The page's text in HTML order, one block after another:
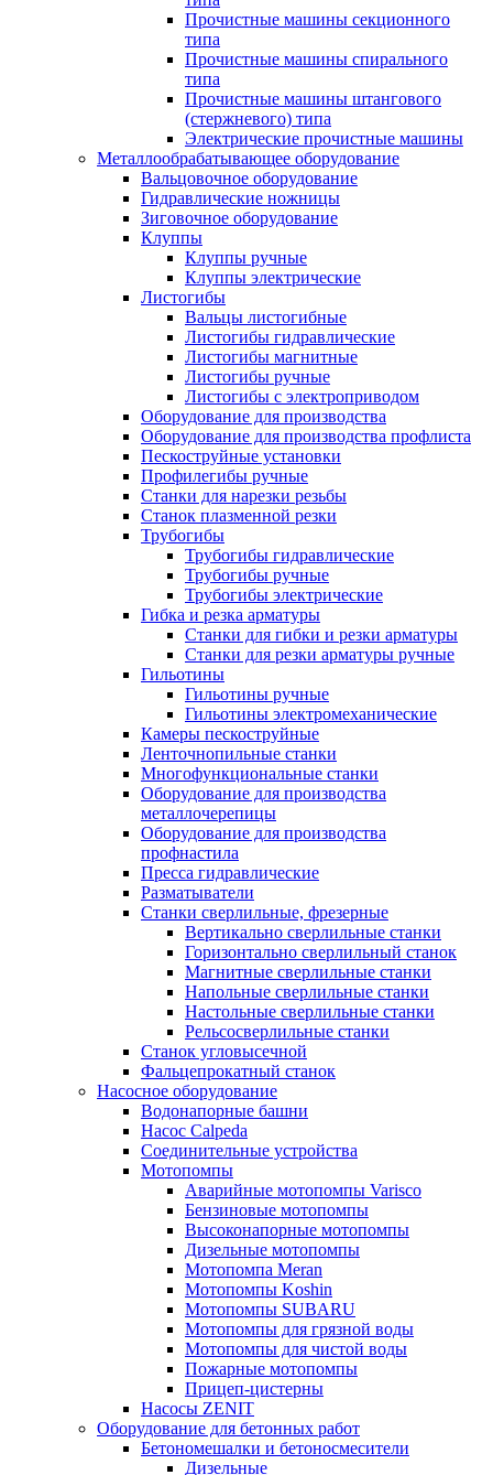
Прочистные машины секционного
типа
Прочистные машины спирального
типа
Прочистные машины штангового
(стержневого) типа
Электрические прочистные машины
Металлообрабатывающее оборудование
Вальцовочное оборудование
Гидравлические ножницы
Зиговочное оборудование
Клуппы
Клуппы ручные
Клуппы электрические
Листогибы
Вальцы листогибные
Листогибы гидравлические
Листогибы магнитные
Листогибы ручные
Листогибы с электроприводом
Оборудование для производства
Оборудование для производства профлиста
Пескоструйные установки
Профилегибы ручные
Станки для нарезки резьбы
Станок плазменной резки
Трубогибы
Трубогибы гидравлические
Трубогибы ручные
Трубогибы электрические
Гибка и резка арматуры
Станки для гибки и резки арматуры
Станки для резки арматуры ручные
Гильотины
Гильотины ручные
Гильотины электромеханические
Камеры пескоструйные
Ленточнопильные станки
Многофункциональные станки
Оборудование для производства
металлочерепицы
Оборудование для производства
профнастила
Пресса гидравлические
Разматыватели
Станки сверлильные, фрезерные
Вертикально сверлильные станки
Горизонтально сверлильный станок
Магнитные сверлильные станки
Напольные сверлильные станки
Настольные сверлильные станки
Рельсосверлильные станки
Станок угловысечной
Фальцепрокатный станок
Насосное оборудование
Водонапорные башни
Насос Calpeda
Соединительные устройства
Мотопомпы
Аварийные мотопомпы Varisco
Бензиновые мотопомпы
Высоконапорные мотопомпы
Дизельные мотопомпы
Мотопомпа Meran
Мотопомпы Koshin
Мотопомпы SUBARU
Мотопомпы для грязной воды
Мотопомпы для чистой воды
Пожарные мотопомпы
Прицеп-цистерны
Насосы ZENIT
Оборудование для бетонных работ
Бетономешалки и бетоносмесители
Дизельные